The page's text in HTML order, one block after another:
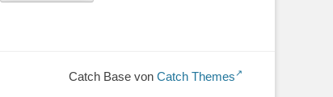
Catch Base von Catch Themes